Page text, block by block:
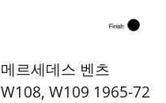
메르세데스 벤츠
W108, W109 1965-72